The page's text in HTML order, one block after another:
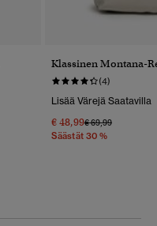
Klassinen Montana-
(4)
Lisää Värejä Saatavilla
€ 48,99Hinta Alennettu
€ 69,99Hintaan
Säästät 30 %